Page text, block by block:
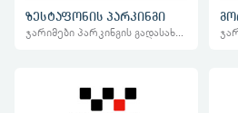
ზესტაფონის პარკინგი
ჯარიმები პარკინგის გადასახადი